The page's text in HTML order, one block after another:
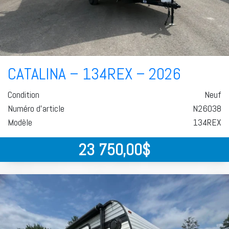
CATALINA – 134REX – 2026
Condition
Neuf
Numéro d'article
N26038
Modèle
134REX
23 750,00$